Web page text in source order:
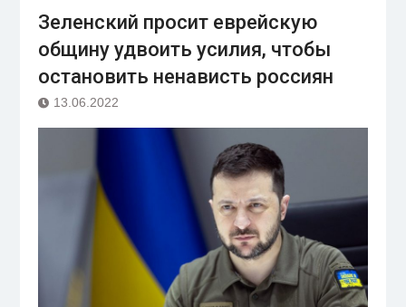
Зеленский просит еврейскую
общину удвоить усилия, чтобы
остановить ненависть россиян
13.06.2022